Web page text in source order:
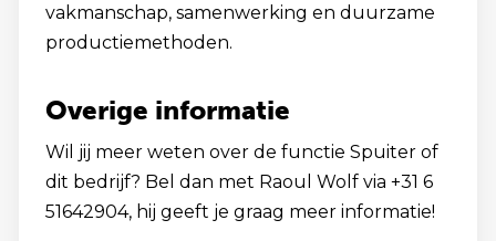
vakmanschap, samenwerking en duurzame
productiemethoden.
Overige informatie
Wil jij meer weten over de functie Spuiter of
dit bedrijf? Bel dan met Raoul Wolf via +31 6
51642904, hij geeft je graag meer informatie!